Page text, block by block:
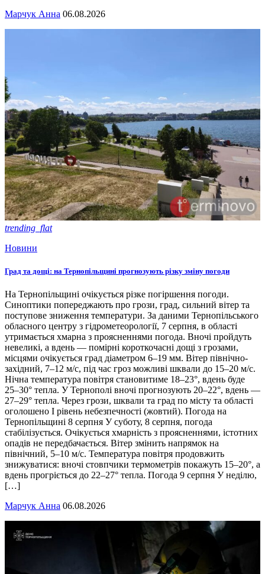
Марчук Анна 06.08.2026
trending_flat
Новини
Град та дощі: на Тернопільщині прогнозують різку зміну погоди
На Тернопільщині очікується різке погіршення погоди.
Синоптики попереджають про грози, град, сильний вітер та
поступове зниження температури. За даними Тернопільського
обласного центру з гідрометеорології, 7 серпня, в області
утримається хмарна з проясненнями погода. Вночі пройдуть
невеликі, а вдень — помірні короткочасні дощі з грозами,
місцями очікується град діаметром 6–19 мм. Вітер північно-
західний, 7–12 м/с, під час гроз можливі шквали до 15–20 м/с.
Нічна температура повітря становитиме 18–23°, вдень буде
25–30° тепла. У Тернополі вночі прогнозують 20–22°, вдень —
27–29° тепла. Через грози, шквали та град по місту та області
оголошено І рівень небезпечності (жовтий). Погода на
Тернопільщині 8 серпня У суботу, 8 серпня, погода
стабілізується. Очікується хмарність з проясненнями, істотних
опадів не передбачається. Вітер змінить напрямок на
північний, 5–10 м/с. Температура повітря продовжить
знижуватися: вночі стовпчики термометрів покажуть 15–20°, а
вдень прогріється до 22–27° тепла. Погода 9 серпня У неділю,
[…]
Марчук Анна 06.08.2026